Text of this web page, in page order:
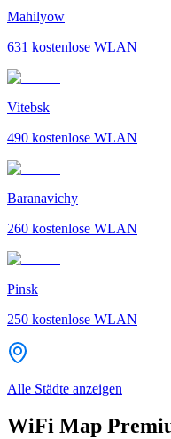
Mahilyow
631 kostenlose WLAN
Vitebsk
490 kostenlose WLAN
Baranavichy
260 kostenlose WLAN
Pinsk
250 kostenlose WLAN
Alle Städte anzeigen
WiFi Map